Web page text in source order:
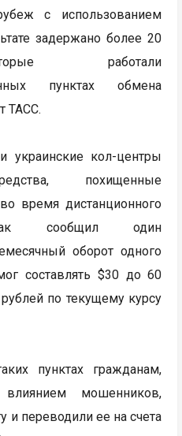
с использованием
задержано более 20
работали
пунктах обмена
ТАСС.
украинские кол-центры
похищенные
время дистанционного
сообщил один
оборот одного
составлять $30 до 60
по текущему курсу
пунктах гражданам,
мошенников,
и переводили ее на счета